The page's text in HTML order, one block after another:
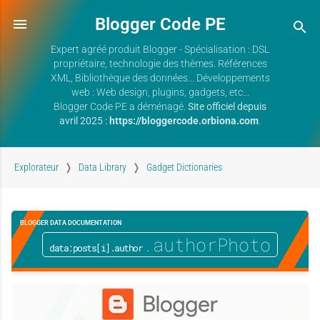
Blogger Code PE
Expert agréé produit Blogger - Spécialisation : DSL
propriétaire, technologie des thèmes. Références
XML, Bibliothèque des données... Développements
web : Web design, plugins, gadgets, etc...
Blogger Code PE a déménagé. Site officiel depuis
avril 2025 : https://bloggercode.orbiona.com.
Explorateur Data Library Gadget Dictionaries
data:posts[i].author.authorPhoto
BLOGGER DATA DOCUMENTATION